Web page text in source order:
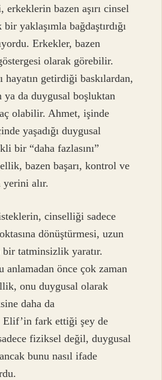
erkeklerin bazen aşırı cinsel
yaklaşımla bağdaştırdığı
Erkekler, bazen
olarak görebilir.
hayatın getirdiği baskılardan,
ya da duygusal boşluktan
olabilir. Ahmet, işinde
yaşadığı duygusal
bir “daha fazlasını”
bazen başarı, kontrol ve
yerini alır.
cinselliği sadece
dönüştürmesi, uzun
bir tatminsizlik yaratır.
anlamadan önce çok zaman
onu duygusal olarak
daha da
Elif’in fark ettiği şey de
fiziksel değil, duygusal
bunu nasıl ifade